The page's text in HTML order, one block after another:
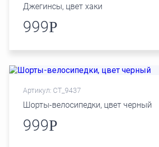
Джегинсы, цвет хаки
999Р
Артикул: СТ_9437
Шорты-велосипедки, цвет черный
999Р